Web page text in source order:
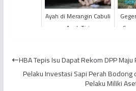
Ayah di Merangin Cabuli
Anak Tiri
HBA Tepis Isu Dapat Rekom DPP Maju
Pelaku Investasi Sapi Perah Bodong
Pelaku Miliki